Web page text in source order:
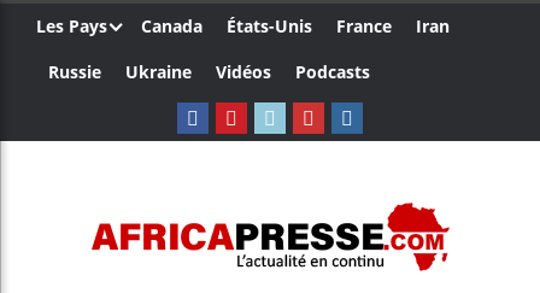
Les Pays Canada États-Unis France
Iran
Russie
Ukraine Vidéos Podcasts